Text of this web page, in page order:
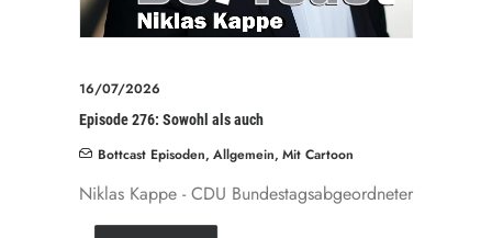
16/07/2026
Episode 276: Sowohl als auch
Bottcast Episoden, Allgemein, Mit Cartoon
Niklas Kappe - CDU Bundestagsabgeordneter